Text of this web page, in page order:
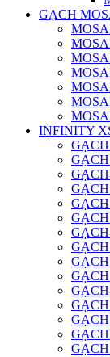
GẠCH
INFINITY
GẠCH
GẠCH
GẠCH
GẠCH
GẠCH
GẠCH
GẠCH
GẠCH
GẠCH
GẠCH
GẠCH
GẠCH
GẠCH
GẠCH
GẠCH